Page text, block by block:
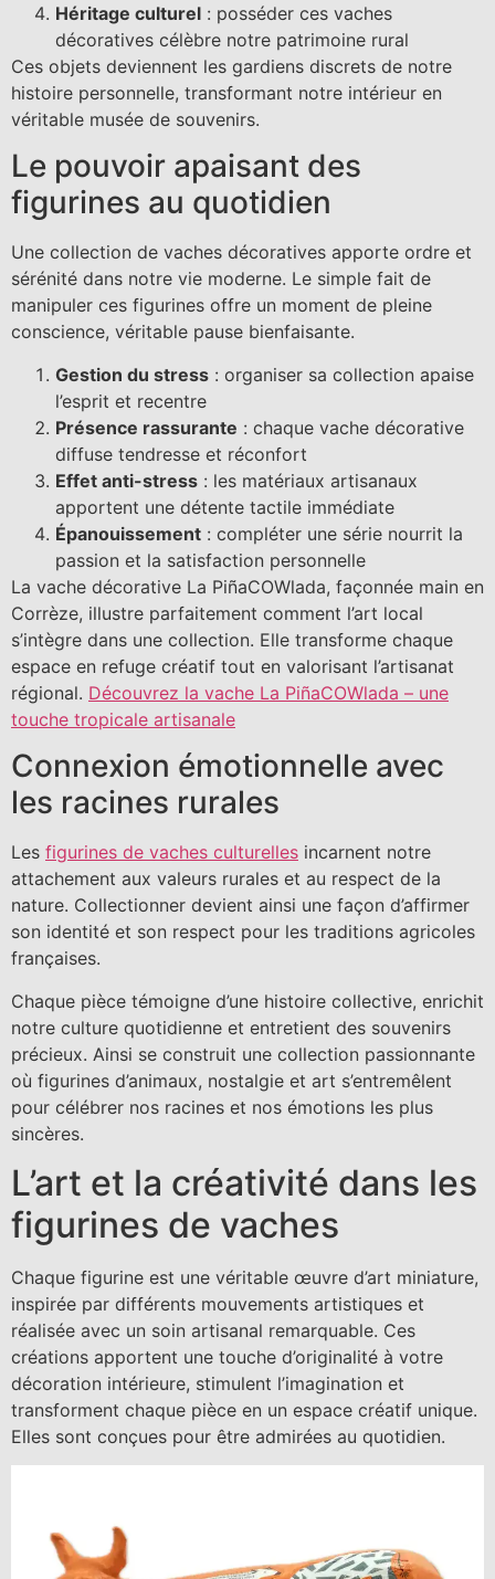
Héritage culturel : posséder ces vaches
décoratives célèbre notre patrimoine rural
Ces objets deviennent les gardiens discrets de notre
histoire personnelle, transformant notre intérieur en
véritable musée de souvenirs.
Le pouvoir apaisant des
figurines au quotidien
Une collection de vaches décoratives apporte ordre et
sérénité dans notre vie moderne. Le simple fait de
manipuler ces figurines offre un moment de pleine
conscience, véritable pause bienfaisante.
Gestion du stress : organiser sa collection apaise
l’esprit et recentre
Présence rassurante : chaque vache décorative
diffuse tendresse et réconfort
Effet anti-stress : les matériaux artisanaux
apportent une détente tactile immédiate
Épanouissement : compléter une série nourrit la
passion et la satisfaction personnelle
La vache décorative La PiñaCOWlada, façonnée main en
Corrèze, illustre parfaitement comment l’art local
s’intègre dans une collection. Elle transforme chaque
espace en refuge créatif tout en valorisant l’artisanat
régional. Découvrez la vache La PiñaCOWlada – une
touche tropicale artisanale
Connexion émotionnelle avec
les racines rurales
Les figurines de vaches culturelles incarnent notre
attachement aux valeurs rurales et au respect de la
nature. Collectionner devient ainsi une façon d’affirmer
son identité et son respect pour les traditions agricoles
françaises.
Chaque pièce témoigne d’une histoire collective, enrichit
notre culture quotidienne et entretient des souvenirs
précieux. Ainsi se construit une collection passionnante
où figurines d’animaux, nostalgie et art s’entremêlent
pour célébrer nos racines et nos émotions les plus
sincères.
L’art et la créativité dans les
figurines de vaches
Chaque figurine est une véritable œuvre d’art miniature,
inspirée par différents mouvements artistiques et
réalisée avec un soin artisanal remarquable. Ces
créations apportent une touche d’originalité à votre
décoration intérieure, stimulent l’imagination et
transforment chaque pièce en un espace créatif unique.
Elles sont conçues pour être admirées au quotidien.